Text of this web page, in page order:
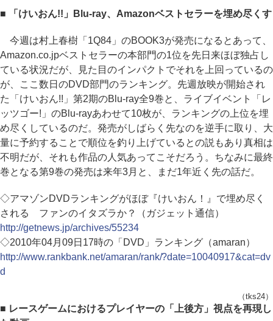
■ 「けいおん!!」Blu-ray、Amazonベストセラーを埋め尽くす
今週は村上春樹「1Q84」のBOOK3が発売になるとあって、
Amazon.co.jpベストセラーの本部門の1位を先日来ほぼ独占し
ている状況だが、見た目のインパクトでそれを上回っているの
が、ここ数日のDVD部門のランキング。先週放映が開始され
た「けいおん!!」第2期のBlu-ray全9巻と、ライブイベント「レ
ッツゴー!」のBlu-rayあわせて10枚が、ランキングの上位を埋
め尽くしているのだ。発売がしばらく先なのを逆手に取り、大
量に予約することで順位を釣り上げているとの説もあり真相は
不明だが、それも作品の人気あってこそだろう。ちなみに最終
巻となる第9巻の発売は来年3月と、まだ1年近く先の話だ。
◇アマゾンDVDランキングがほぼ『けいおん！』で埋め尽く
される ファンのイタズラか？（ガジェット通信）
http://getnews.jp/archives/55234
◇2010年04月09日17時の「DVD」ランキング（amaran）
http://www.rankbank.net/amaran/rank/?date=10040917&cat=dv
d
（tks24）
■ レースゲームにおけるプレイヤーの「上後方」視点を再現し